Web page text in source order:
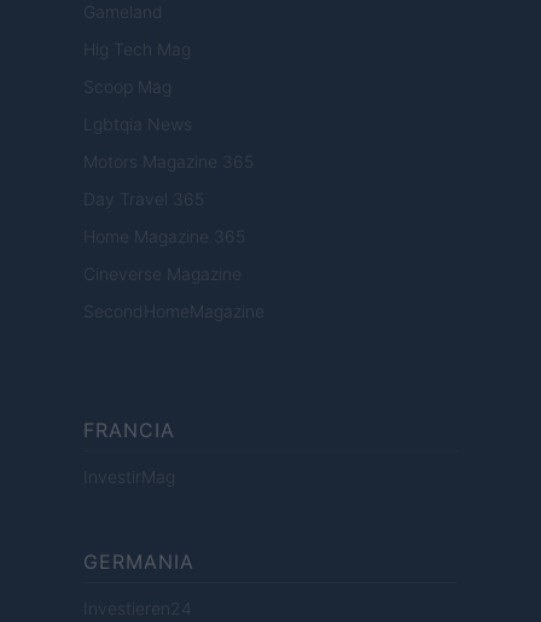
Gameland
Hig Tech Mag
Scoop Mag
Lgbtqia News
Motors Magazine 365
Day Travel 365
Home Magazine 365
Cineverse Magazine
SecondHomeMagazine
FRANCIA
InvestirMag
GERMANIA
Investieren24